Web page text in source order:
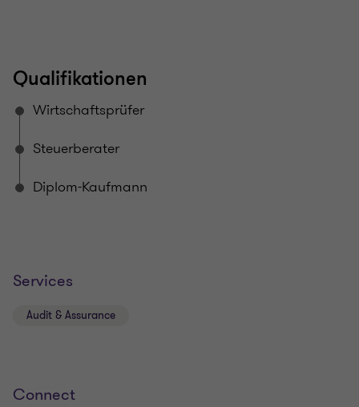
Qualifikationen
Wirtschaftsprüfer
Steuerberater
Diplom-Kaufmann
Services
Audit & Assurance
Connect